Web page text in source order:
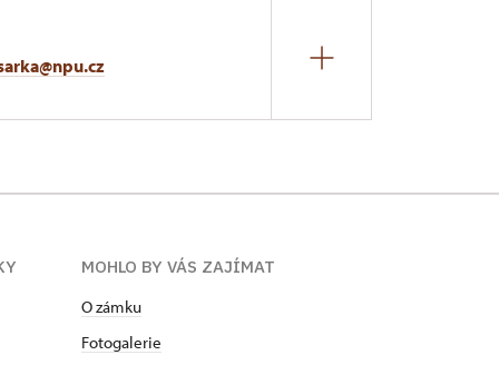
MOHLO BY VÁS ZAJÍMAT
O zámku
Fotogalerie